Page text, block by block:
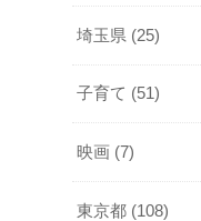
埼玉県 (25)
子育て (51)
映画 (7)
東京都 (108)